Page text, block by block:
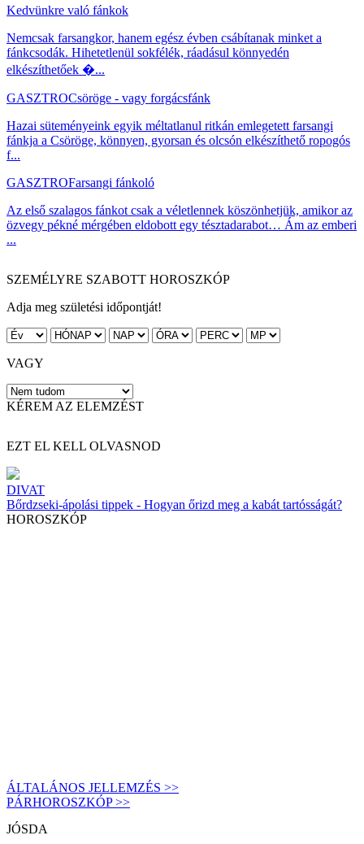
Kedvünkre való fánkok
Nemcsak farsangkor, hanem egész évben csábítanak minket a
fánkcsodák. Hihetetlenül sokfélék, ráadásul könnyedén
elkészíthetőek �...
GASZTROCsöröge - vagy forgácsfánk
Hazai süteményeink egyik méltatlanul ritkán emlegetett farsangi
fánkja a Csöröge, könnyen, gyorsan és olcsón elkészíthető ropogós
f...
GASZTROFarsangi fánkoló
Az első szalagos fánkot csak a véletlennek köszönhetjük, amikor az
özvegy pékné mérgében eldobott egy tésztadarabot… Ám az emberi
...
SZEMÉLYRE SZABOTT HOROSZKÓP
Adja meg születési időpontját!
VAGY
KÉREM AZ ELEMZÉST
EZT EL KELL OLVASNOD
DIVAT
Bőrdzseki-ápolási tippek - Hogyan őrizd meg a kabát tartósságát?
HOROSZKÓP
ÁLTALÁNOS JELLEMZÉS >>
PÁRHOROSZKÓP >>
JÓSDA